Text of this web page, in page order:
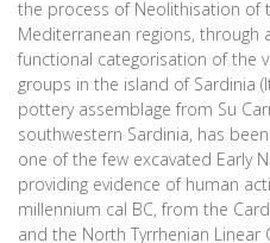
the process of Neolithisation of
Mediterranean regions, through
functional categorisation of the
groups in the island of Sardinia
pottery assemblage from Su
southwestern Sardinia, has
one of the few excavated Early
providing evidence of human
millennium cal BC, from the
and the North Tyrrhenian Linear